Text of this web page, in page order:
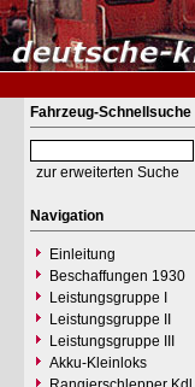
Fahrzeug-Schnellsuche
zur erweiterten Suche
Navigation
Einleitung
Beschaffungen 1930
Leistungsgruppe I
Leistungsgruppe II
Leistungsgruppe III
Akku-Kleinloks